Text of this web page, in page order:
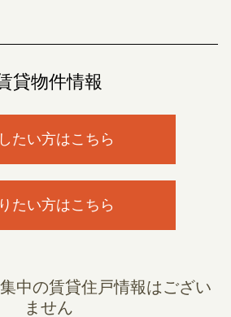
貸物件情報
たい方はこちら
たい方はこちら
中の賃貸住戸情報はござい
ません